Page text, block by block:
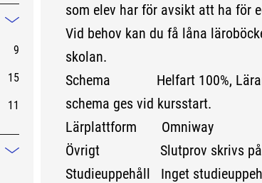
Mindre information
9
15
11
Mindre information
som elev har för avsikt att ha för
Vid behov kan du få låna
skolan.
Schema Helfart 100%,
schema ges vid kursstart.
Lärplattform Omniway
Övrigt Slutprov skrivs på
Studieuppehåll Inget